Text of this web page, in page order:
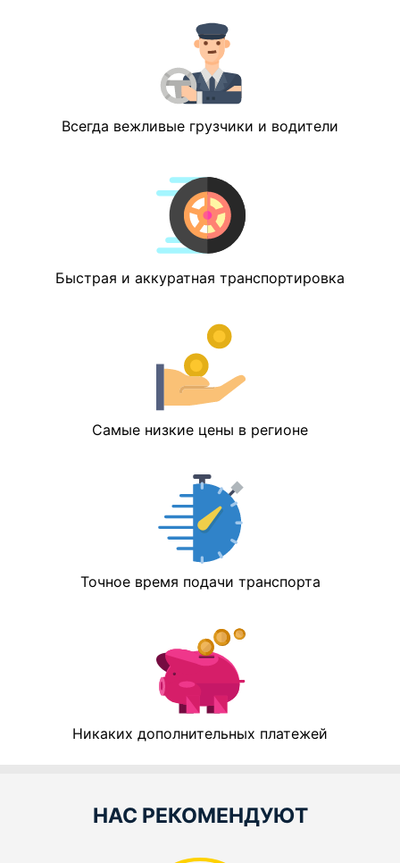
Всегда вежливые грузчики и водители
Быстрая и аккуратная транспортировка
Самые низкие цены в регионе
Точное время подачи транспорта
Никаких дополнительных платежей
НАС РЕКОМЕНДУЮТ